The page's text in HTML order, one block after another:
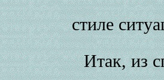
стиле
Итак, из